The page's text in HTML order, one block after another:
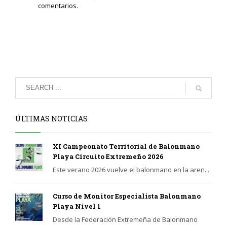
comentarios.
ÚLTIMAS NOTICIAS
XI Campeonato Territorial de Balonmano
Playa Circuito Extremeño 2026
Este verano 2026 vuelve el balonmano en la aren...
Curso de Monitor Especialista Balonmano
Playa Nivel 1
Desde la Federación Extremeña de Balonmano